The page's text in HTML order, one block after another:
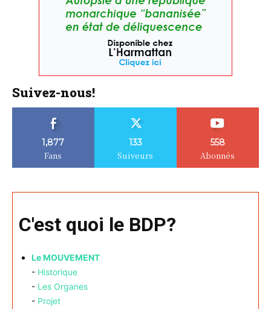
Suivez-nous!
1,877
Fans
133
Suiveurs
558
Abonnés
C'est quoi le BDP?
Le MOUVEMENT
- Historique
- Les Organes
- Projet